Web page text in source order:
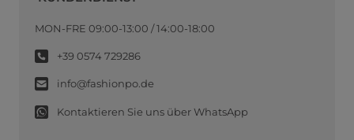
MON-FRE 09:00-13:00 / 14:00-18:00
+39 0574 729286
info@fashionpo.de
Kontaktieren Sie uns über WhatsApp